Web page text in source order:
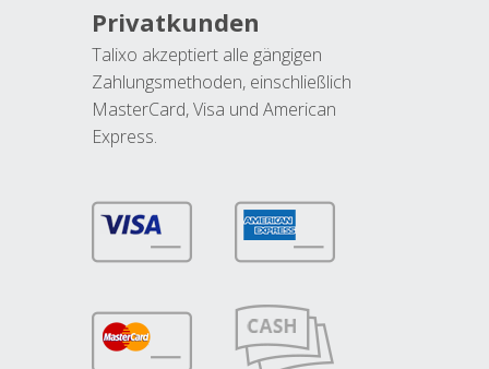
Privatkunden
Talixo akzeptiert alle gängigen
Zahlungsmethoden, einschließlich
MasterCard, Visa und American
Express.